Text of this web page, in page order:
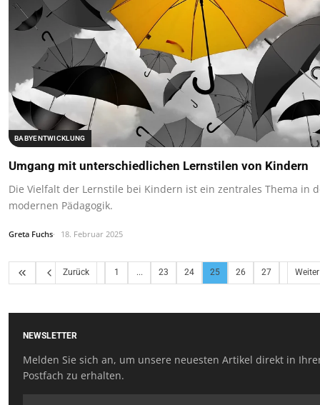
BABYENTWICKLUNG
Umgang mit unterschiedlichen Lernstilen von Kindern
Die Vielfalt der Lernstile bei Kindern ist ein zentrales Thema in
modernen Pädagogik.
Greta Fuchs 18. Februar 2025
Zurück 1 ... 23 24 25 26 27 Weiter
NEWSLETTER
Melden Sie sich an, um unsere neuesten Artikel direkt in
Postfach zu erhalten.